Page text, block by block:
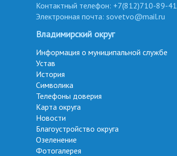
Контактный телефон: +7(812)710-89-41
Электронная почта: sovetvo@mail.ru
Владимирский округ
Информация о муниципальной службе
Устав
История
Символика
Телефоны доверия
Карта округа
Новости
Благоустройство округа
Озеленение
Фотогалерея